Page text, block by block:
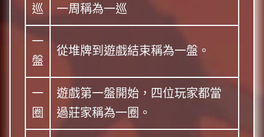
巡
一周稱為一巡
一
盤
從堆牌到遊戲結束稱為一盤。
一
圈
遊戲第一盤開始，四位玩家都當
過莊家稱為一圈。